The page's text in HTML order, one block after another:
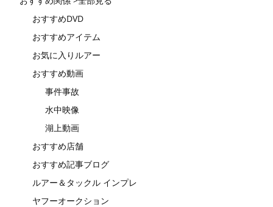
おすすめDVD
おすすめアイテム
お気に入りルアー
おすすめ動画
事件事故
水中映像
湖上動画
おすすめ店舗
おすすめ記事ブログ
ルアー＆タックル インプレ
ヤフーオークション